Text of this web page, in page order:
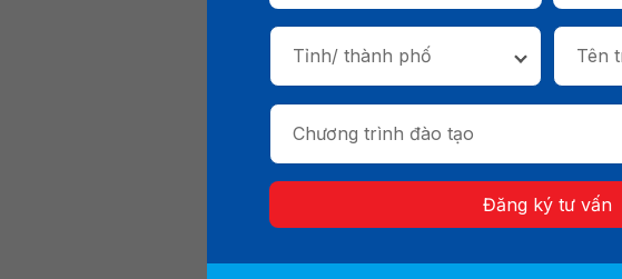
Năm 2026, chính sách học phí
bạch – ổn định trong 4 năm học,
và xét tuyển. Song song đó, HSU
Học phí toàn khóa, hỗ trợ đáng kể
Tỉnh/ thành phố Tên
Chương trình đào tạo
Đăng ký tư vấn